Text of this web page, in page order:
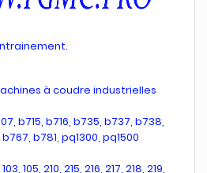
à coudre industrielles
b715, b716, b735, b737, b738,
b781, pq1300, pq1500
105, 210, 215, 216, 217, 218, 219,